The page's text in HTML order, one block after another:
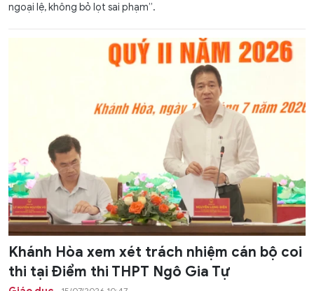
ngoại lệ, không bỏ lọt sai phạm”.
Khánh Hòa xem xét trách nhiệm cán bộ coi
thi tại Điểm thi THPT Ngô Gia Tự